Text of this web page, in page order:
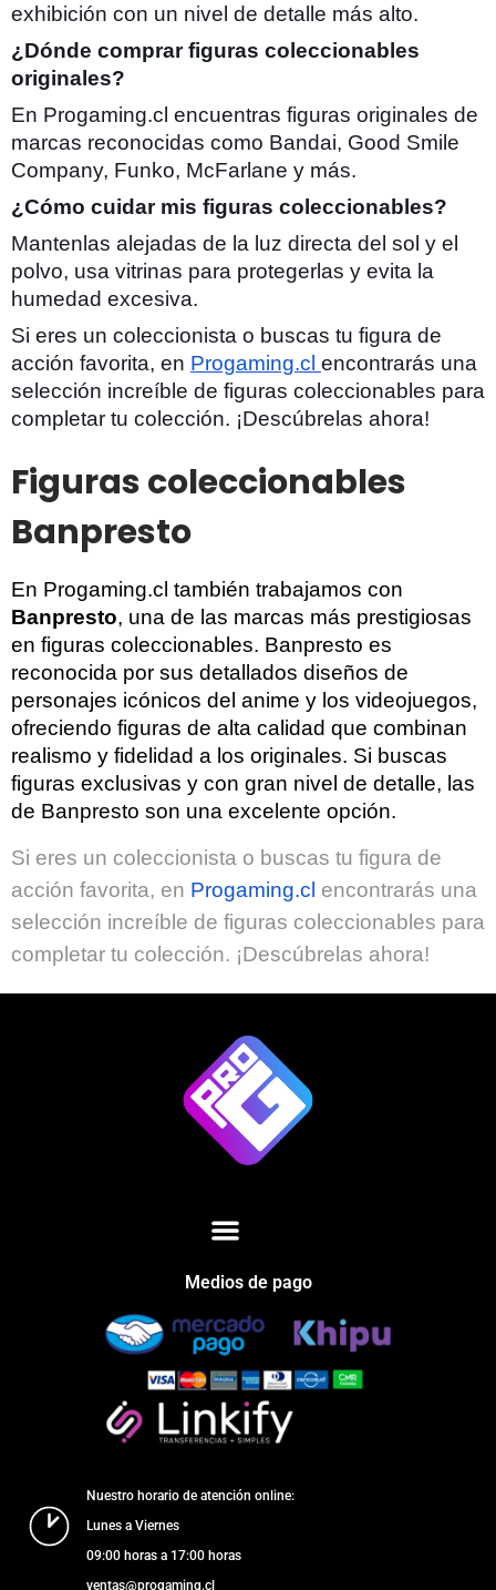
exhibición con un nivel de detalle más alto.
¿Dónde comprar figuras coleccionables
originales?
En Progaming.cl encuentras figuras originales de
marcas reconocidas como Bandai, Good Smile
Company, Funko, McFarlane y más.
¿Cómo cuidar mis figuras coleccionables?
Mantenlas alejadas de la luz directa del sol y el
polvo, usa vitrinas para protegerlas y evita la
humedad excesiva.
Si eres un coleccionista o buscas tu figura de
acción favorita, en Progaming.cl encontrarás una
selección increíble de figuras coleccionables para
completar tu colección. ¡Descúbrelas ahora!
Figuras coleccionables
Banpresto
En Progaming.cl también trabajamos con
Banpresto, una de las marcas más prestigiosas
en figuras coleccionables. Banpresto es
reconocida por sus detallados diseños de
personajes icónicos del anime y los videojuegos,
ofreciendo figuras de alta calidad que combinan
realismo y fidelidad a los originales. Si buscas
figuras exclusivas y con gran nivel de detalle, las
de Banpresto son una excelente opción.
Si eres un coleccionista o buscas tu figura de
acción favorita, en Progaming.cl encontrarás una
selección increíble de figuras coleccionables para
completar tu colección. ¡Descúbrelas ahora!
Medios de pago
Nuestro horario de atención online:
Lunes a Viernes
09:00 horas a 17:00 horas
ventas@progaming.cl